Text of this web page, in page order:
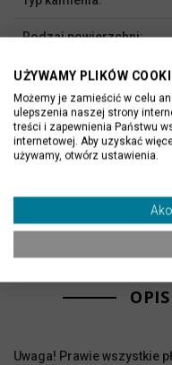
Rodzaj powierzchni:
Miejsce stosowania:
Zastosowanie:
Kolor:
Producent / Importer:
Uwaga! Prawie wszystkie
UŻYWAMY PLIKÓW
Możemy je zamieścić w celu
ulepszenia naszej strony
treści i zapewnienia Państwu
internetowej. Aby uzyskać
używamy, otwórz ustawienia.